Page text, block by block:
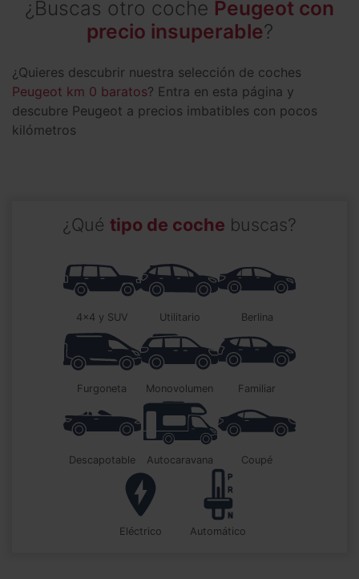
¿Buscas otro coche Peugeot con
precio insuperable?
¿Quieres descubrir nuestra selección de coches
Peugeot km 0 baratos? Entra en esta página y
descubre Peugeot a precios imbatibles con pocos
kilómetros
¿Qué tipo de coche buscas?
4x4 y SUV utilitario berlina
furgoneta monovolumen familiar
descapotable autocaravana coupé
Eléctrico automático